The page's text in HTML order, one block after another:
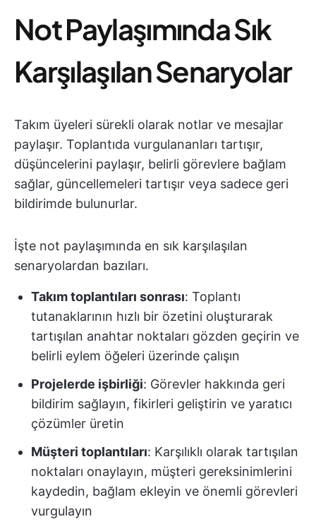
Not Paylaşımında Sık
Karşılaşılan Senaryolar
Takım üyeleri sürekli olarak notlar ve mesajlar
paylaşır. Toplantıda vurgulananları tartışır,
düşüncelerini paylaşır, belirli görevlere bağlam
sağlar, güncellemeleri tartışır veya sadece geri
bildirimde bulunurlar.
İşte not paylaşımında en sık karşılaşılan
senaryolardan bazıları.
Takım toplantıları sonrası: Toplantı
tutanaklarının hızlı bir özetini oluşturarak
tartışılan anahtar noktaları gözden geçirin ve
belirli eylem öğeleri üzerinde çalışın
Projelerde işbirliği: Görevler hakkında geri
bildirim sağlayın, fikirleri geliştirin ve yaratıcı
çözümler üretin
Müşteri toplantıları: Karşılıklı olarak tartışılan
noktaları onaylayın, müşteri gereksinimlerini
kaydedin, bağlam ekleyin ve önemli görevleri
vurgulayın